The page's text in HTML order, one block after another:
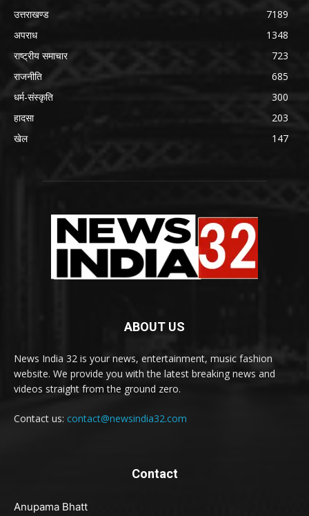
उत्तराखण्ड
7189
अपराध
1348
राष्ट्रीय समाचार
723
राजनीति
685
धर्म-संस्कृति
300
हादसा
203
खेल
147
ABOUT US
News India 32 is your news, entertainment, music fashion
website. We provide you with the latest breaking news and
videos straight from the ground zero.
Contact us: contact@newsindia32.com
Contact
Anupama Bhatt